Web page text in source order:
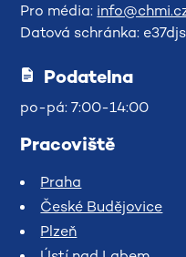
Pro média:
Datová schránka:
Podatelna
po-pá: 7:00-14:00
Pracoviště
Praha
České Budějovice
Plzeň